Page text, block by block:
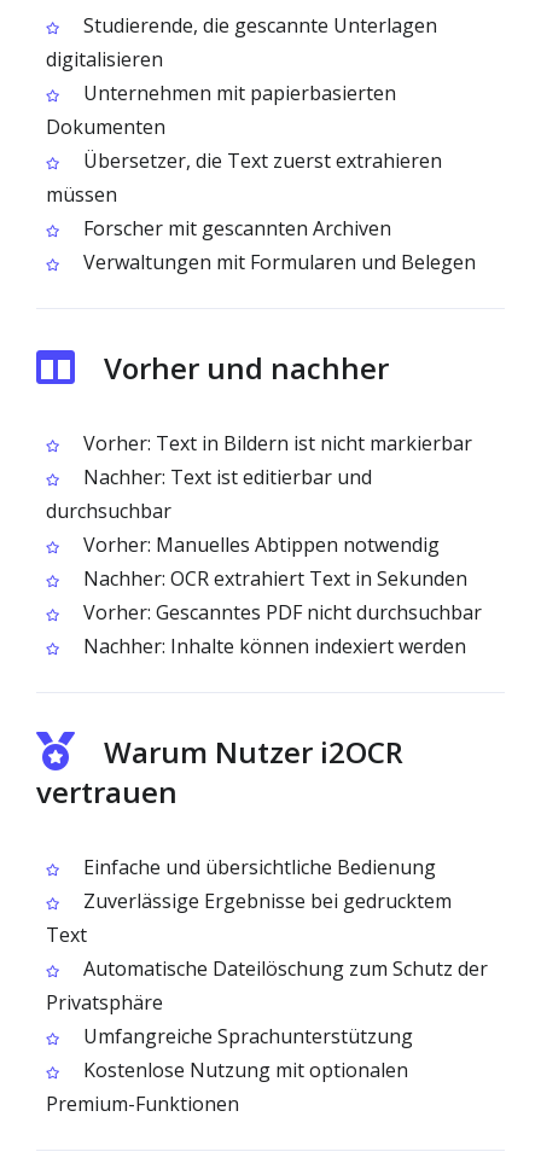
Studierende, die gescannte Unterlagen
digitalisieren
Unternehmen mit papierbasierten
Dokumenten
Übersetzer, die Text zuerst extrahieren
müssen
Forscher mit gescannten Archiven
Verwaltungen mit Formularen und Belegen
Vorher und nachher
Vorher: Text in Bildern ist nicht markierbar
Nachher: Text ist editierbar und
durchsuchbar
Vorher: Manuelles Abtippen notwendig
Nachher: OCR extrahiert Text in Sekunden
Vorher: Gescanntes PDF nicht durchsuchbar
Nachher: Inhalte können indexiert werden
Warum Nutzer i2OCR
vertrauen
Einfache und übersichtliche Bedienung
Zuverlässige Ergebnisse bei gedrucktem
Text
Automatische Dateilöschung zum Schutz der
Privatsphäre
Umfangreiche Sprachunterstützung
Kostenlose Nutzung mit optionalen
Premium-Funktionen